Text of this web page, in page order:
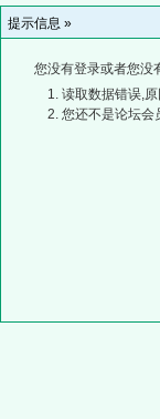
提示信息 »
您没有登录或者您没
读取数据错误,
您还不是论坛会